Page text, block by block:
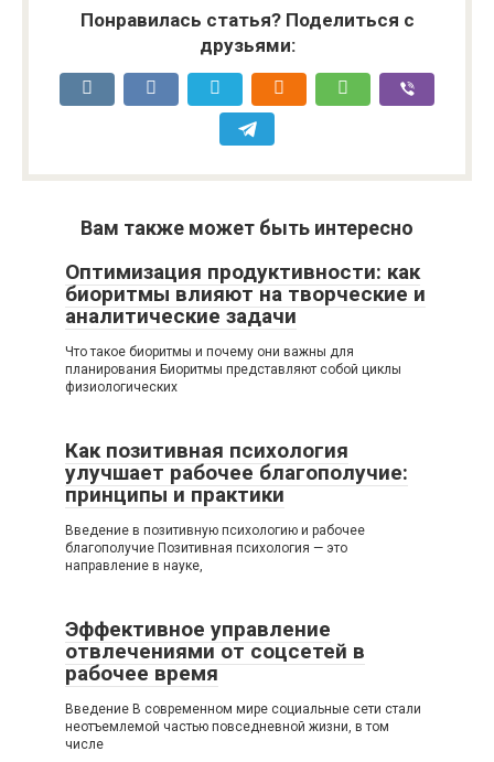
Понравилась статья? Поделиться с
друзьями:
Вам также может быть интересно
Оптимизация продуктивности: как
биоритмы влияют на творческие и
аналитические задачи
Что такое биоритмы и почему они важны для
планирования Биоритмы представляют собой циклы
физиологических
Как позитивная психология
улучшает рабочее благополучие:
принципы и практики
Введение в позитивную психологию и рабочее
благополучие Позитивная психология — это
направление в науке,
Эффективное управление
отвлечениями от соцсетей в
рабочее время
Введение В современном мире социальные сети стали
неотъемлемой частью повседневной жизни, в том
числе